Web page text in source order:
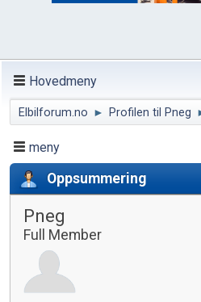
Hovedmeny
Elbilforum.no ► Profilen til Pneg
meny
Oppsummering
Pneg
Full Member